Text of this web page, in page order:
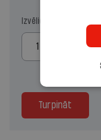
Izvēlies kopiju skaitu
1
Turpināt